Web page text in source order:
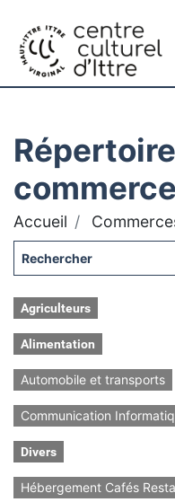
Accueil
Agriculteurs
Alimentation
Automobile et transports
Communication
Divers
Hébergement Cafés